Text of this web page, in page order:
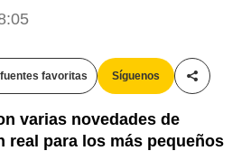
favoritas Síguenos
varias novedades de
real para los más pequeños